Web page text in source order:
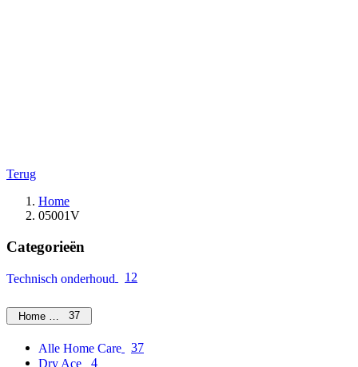
Terug
Home
05001V
Categorieën
Technisch onderhoud 12
Home Care37
Alle Home Care
37
Dry Ace
4